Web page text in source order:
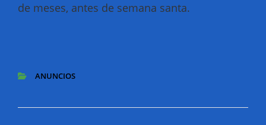
de meses, antes de semana santa.
ANUNCIOS